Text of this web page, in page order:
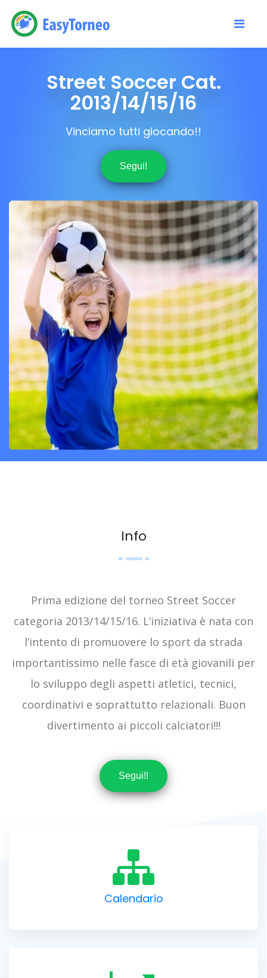
Street Soccer Cat.
2013/14/15/16
Vinciamo tutti giocando!!
Segui!
Info
Prima edizione del torneo Street Soccer
categoria 2013/14/15/16. L’iniziativa è nata con
l’intento di promuovere lo sport da strada
importantissimo nelle fasce di età giovanili per
lo sviluppo degli aspetti atletici, tecnici,
coordinativi e soprattutto relazionali. Buon
divertimento ai piccoli calciatori!!!
Segui!!
Calendario